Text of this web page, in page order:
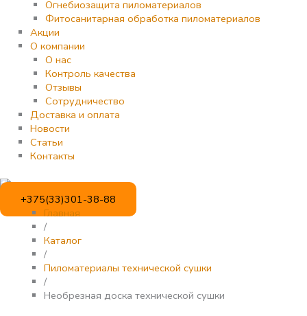
Огнебиозащита пиломатериалов
Фитосанитарная обработка пиломатериалов
Акции
О компании
О нас
Контроль качества
Отзывы
Сотрудничество
Доставка и оплата
Новости
Статьи
Контакты
+375(33)301-38-88
Главная
/
Каталог
/
Пиломатериалы технической сушки
/
Необрезная доска технической сушки